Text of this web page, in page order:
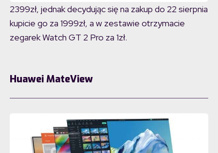
2399zł, jednak decydując się na zakup do 22 sierpnia
kupicie go za 1999zł, a w zestawie otrzymacie
zegarek Watch GT 2 Pro za 1zł.
Huawei MateView